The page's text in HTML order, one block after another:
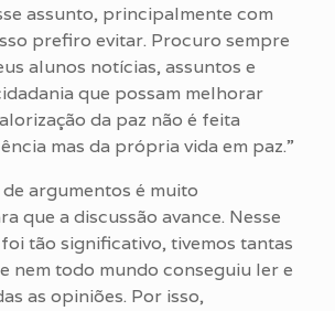
assunto, principalmente com
prefiro evitar. Procuro sempre
alunos notícias, assuntos e
que possam melhorar
da paz não é feita
mas da própria vida em paz.”
de argumentos é muito
que a discussão avance. Nesse
tão significativo, tivemos tantas
nem todo mundo conseguiu ler e
as opiniões. Por isso,